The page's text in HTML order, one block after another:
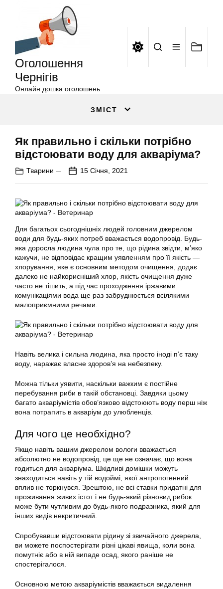
Оголошення
Чернігів
Онлайн дошка оголошень
ЗМІСТ
Як правильно і скільки потрібно
відстоювати воду для акваріума?
Тварини 15 Січня, 2021
Для багатьох сьогоднішніх людей головним джерелом
води для будь-яких потреб вважається водопровід. Будь-
яка доросла людина чула про те, що рідина звідти, м’яко
кажучи, не відповідає кращим уявленням про її якість —
хлорування, яке є основним методом очищення, додає
далеко не найкорисніший хлор, якість очищення дуже
часто не тішить, а під час проходження іржавими
комунікаціями вода ще раз забруднюється всілякими
малоприємними речами.
Навіть велика і сильна людина, яка просто іноді п’є таку
воду, наражає власне здоров’я на небезпеку.
Можна тільки уявити, наскільки важким є постійне
перебування риби в такій обстановці. Завдяки цьому
багато акваріумістів обов’язково відстоюють воду перш ніж
вона потрапить в акваріум до улюбленців.
Для чого це необхідно?
Якщо навіть вашим джерелом вологи вважається
абсолютно не водопровід, це ще не означає, що вона
годиться для акваріума. Шкідливі домішки можуть
знаходиться навіть у тій водоймі, якої антропогенний
вплив не торкнувся. Зрештою, не всі ставки придатні для
проживання живих істот і не будь-який різновид рибок
може бути чутливим до будь-якого подразника, який для
інших видів некритичний.
Спробувавши відстоювати рідину зі звичайного джерела,
ви можете поспостерігати різні цікаві явища, коли вона
помутніє або в ній випаде осад, якого раніше не
спостерігалося.
Основною метою акваріумістів вважається видалення